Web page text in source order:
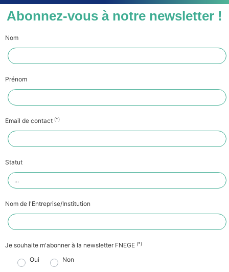
Abonnez-vous à notre newsletter !
Nom
Prénom
Email de contact (*)
Statut
Nom de l'Entreprise/Institution
Je souhaite m'abonner à la newsletter FNEGE (*)
Oui Non